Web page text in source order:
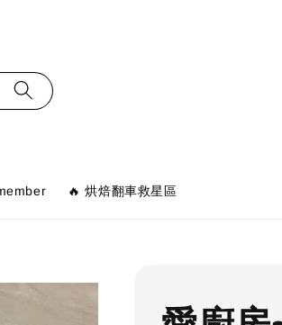
🔥 烘焙翻車救星區